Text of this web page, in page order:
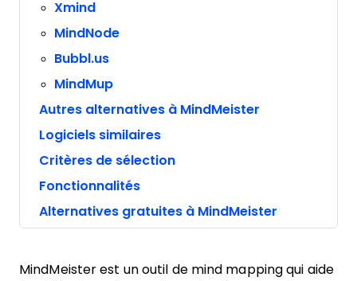
Xmind
MindNode
Bubbl.us
MindMup
Autres alternatives à MindMeister
Logiciels similaires
Critères de sélection
Fonctionnalités
Alternatives gratuites à MindMeister
MindMeister est un outil de mind mapping qui aide